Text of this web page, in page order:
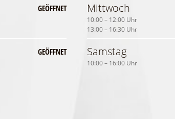
GEÖFFNET Mittwoch
10:00 – 12:00 Uhr
13:00 – 16:30 Uhr
GEÖFFNET Samstag
10:00 – 16:00 Uhr